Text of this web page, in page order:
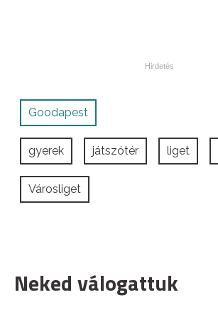
Goodapest
gyerek játszótér liget
Városliget
Neked válogattuk